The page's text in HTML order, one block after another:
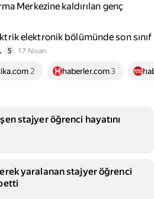
Merkezine kaldırılan genç
elektronik bölümünde son sınıf
5 17 Nisan
2 haberler.com3
stajyer öğrenci hayatını
yaralanan stajyer öğrenci